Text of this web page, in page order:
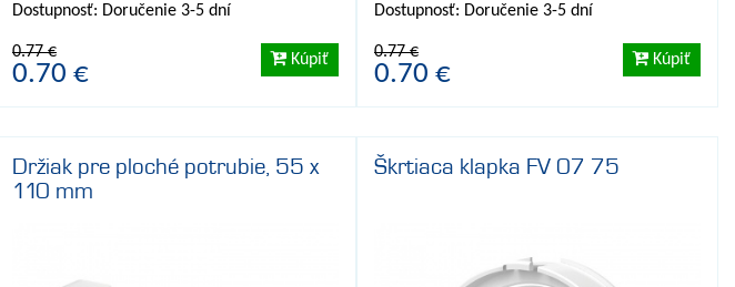
Dostupnosť: Doručenie 3-5 dní
0.77 €
0.70 € Kúpiť
Dostupnosť: Doručenie 3-5 dní
0.77 €
0.70 € Kúpiť
Držiak pre ploché potrubie, 55 x
110 mm
Škrtiaca klapka FV 07 75